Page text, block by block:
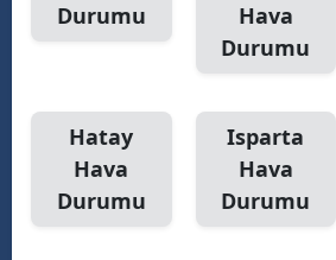
Durumu
Hava
Durumu
Hatay
Hava
Durumu
Isparta
Hava
Durumu